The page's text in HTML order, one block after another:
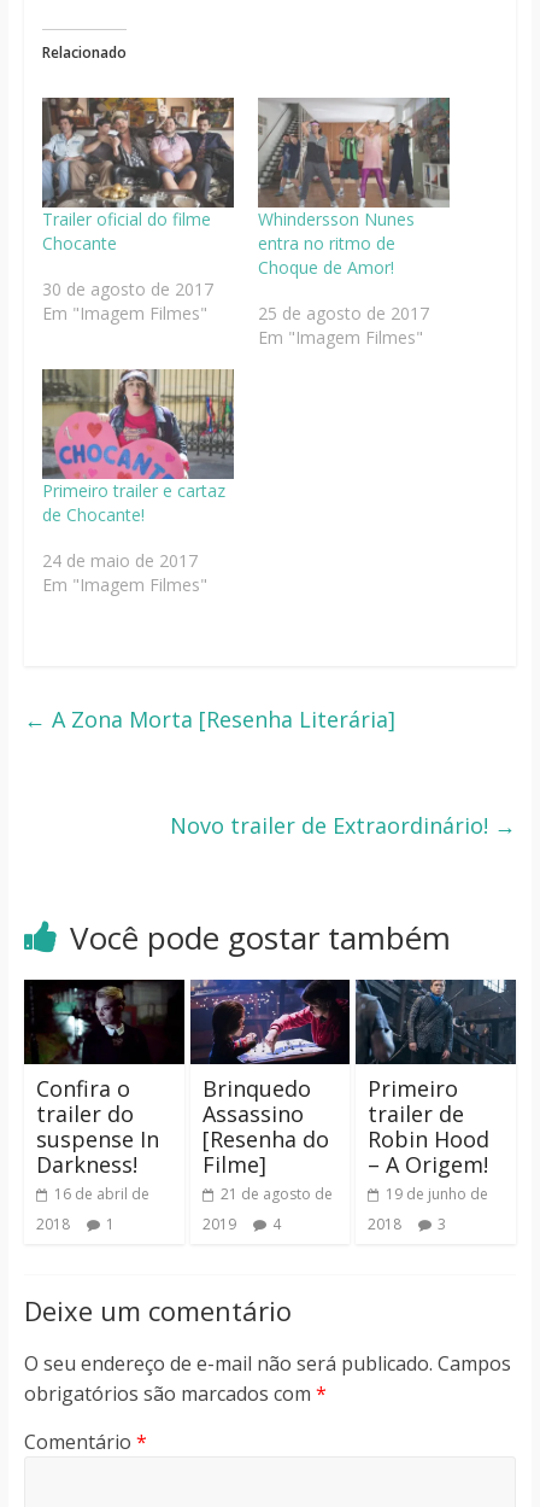
Relacionado
Trailer oficial do filme
Chocante
30 de agosto de 2017
Em "Imagem Filmes"
Whindersson Nunes
entra no ritmo de
Choque de Amor!
25 de agosto de 2017
Em "Imagem Filmes"
Primeiro trailer e cartaz
de Chocante!
24 de maio de 2017
Em "Imagem Filmes"
← A Zona Morta [Resenha Literária]
Novo trailer de Extraordinário! →
Você pode gostar também
Confira o
trailer do
suspense In
Darkness!
16 de abril de
2018
1
Brinquedo
Assassino
[Resenha do
Filme]
21 de agosto de
2019
4
Primeiro
trailer de
Robin Hood
– A Origem!
19 de junho de
2018
3
Deixe um comentário
O seu endereço de e-mail não será publicado. Campos
obrigatórios são marcados com *
Comentário *